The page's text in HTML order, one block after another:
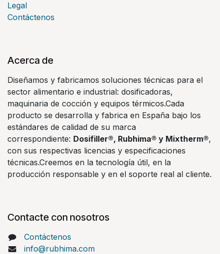
Legal
Contáctenos
Acerca de
Diseñamos y fabricamos soluciones técnicas para el
sector alimentario e industrial: dosificadoras,
maquinaria de cocción y equipos térmicos.Cada
producto se desarrolla y fabrica en España bajo los
estándares de calidad de su marca
correspondiente: Dosifiller®, Rubhima® y Mixtherm®,
con sus respectivas licencias y especificaciones
técnicas.Creemos en la tecnología útil, en la
producción responsable y en el soporte real al cliente.
Contacte con nosotros
Contáctenos
info@rubhima.com